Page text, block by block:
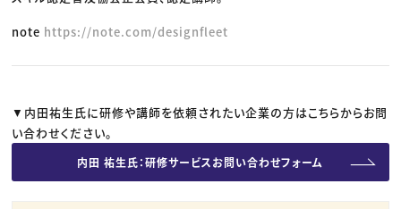
note https://note.com/designfleet
▼内田祐生氏に研修や講師を依頼されたい企業の方はこちらからお問
い合わせください。
内田 祐生氏：研修サービスお問い合わせフォーム